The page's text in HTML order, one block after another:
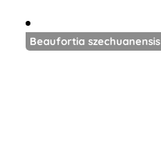
Beaufortia szechuanensis